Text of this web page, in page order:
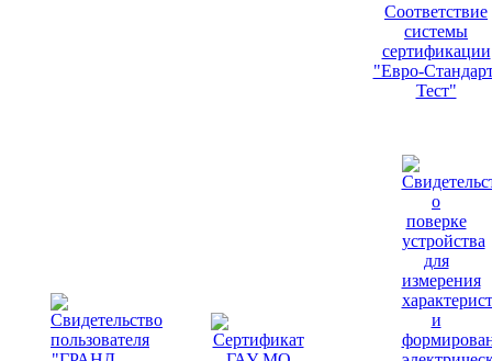
Соответствие
системы
сертификации
"Евро-
Тест"